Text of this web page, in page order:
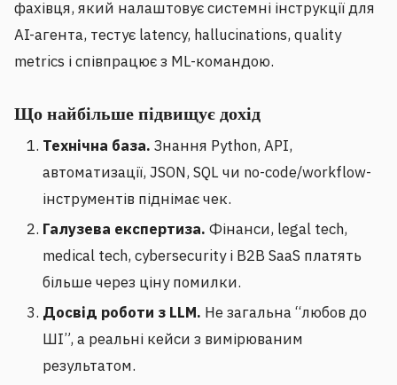
фахівця, який налаштовує системні інструкції для
AI-агента, тестує latency, hallucinations, quality
metrics і співпрацює з ML-командою.
Що найбільше підвищує дохід
Технічна база. Знання Python, API,
автоматизації, JSON, SQL чи no-code/workflow-
інструментів піднімає чек.
Галузева експертиза. Фінанси, legal tech,
medical tech, cybersecurity і B2B SaaS платять
більше через ціну помилки.
Досвід роботи з LLM. Не загальна “любов до
ШІ”, а реальні кейси з вимірюваним
результатом.